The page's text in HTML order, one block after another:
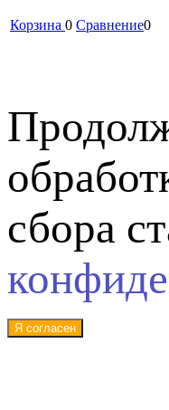
Корзина 0 Сравнение0
сбора
Я согласен